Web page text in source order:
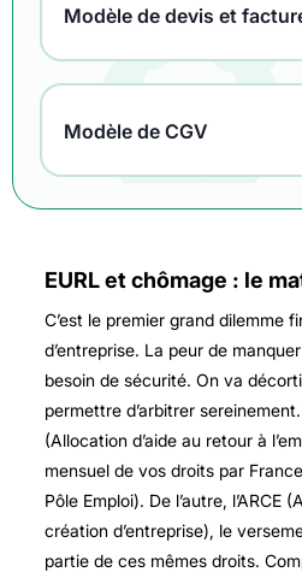
Modèle de devis et
Modèle de CGV
EURL et chômage : le
C’est le premier grand dilemme
d’entreprise. La peur de
besoin de sécurité. On va
permettre d’arbitrer sereinement.
(Allocation d’aide au retour à
mensuel de vos droits par
Pôle Emploi). De l’autre, l’ARCE
création d’entreprise), le
partie de ces mêmes droits.